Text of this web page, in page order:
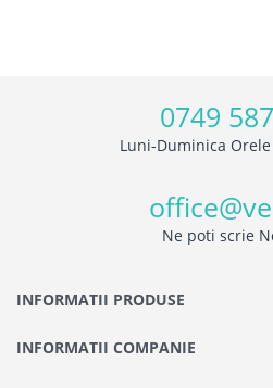
0749
Luni-Duminica
Ne poti scrie
INFORMATII PRODUSE
INFORMATII COMPANIE